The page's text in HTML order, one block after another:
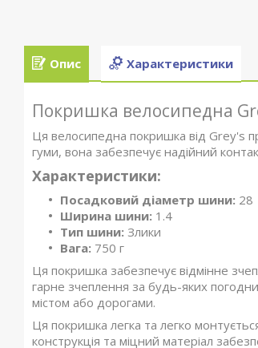
Опис Характеристики
Покришка велосипедна
Ця велосипедна покришка від Grey's
гуми, вона забезпечує надійний
Характеристики:
Посадковий діаметр шини: 28
Ширина шини: 1.4
Тип шини: Злики
Вага: 750 г
Ця покришка забезпечує відмінне
гарне зчеплення за будь-яких
містом або дорогами.
Ця покришка легка та легко
конструкція та міцний матеріал